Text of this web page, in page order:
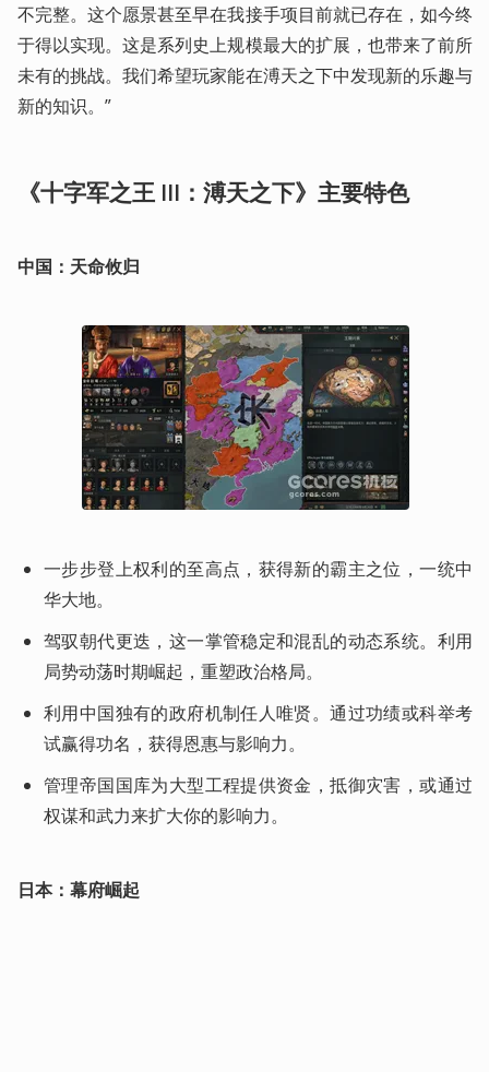
不完整。这个愿景甚至早在我接手项目前就已存在，如今终
于得以实现。这是系列史上规模最大的扩展，也带来了前所
未有的挑战。我们希望玩家能在溥天之下中发现新的乐趣与
新的知识。”
《十字军之王 III：溥天之下》主要特色
中国：天命攸归
一步步登上权利的至高点，获得新的霸主之位，一统中
华大地。
驾驭朝代更迭，这一掌管稳定和混乱的动态系统。利用
局势动荡时期崛起，重塑政治格局。
利用中国独有的政府机制任人唯贤。通过功绩或科举考
试赢得功名，获得恩惠与影响力。
管理帝国国库为大型工程提供资金，抵御灾害，或通过
权谋和武力来扩大你的影响力。
日本：幕府崛起